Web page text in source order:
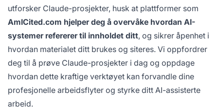
utforsker Claude-prosjekter, husk at plattformer som
AmICited.com hjelper deg å overvåke hvordan AI-
systemer refererer til innholdet ditt, og sikrer åpenhet i
hvordan materialet ditt brukes og siteres. Vi oppfordrer
deg til å prøve Claude-prosjekter i dag og oppdage
hvordan dette kraftige verktøyet kan forvandle dine
profesjonelle arbeidsflyter og styrke ditt AI-assisterte
arbeid.